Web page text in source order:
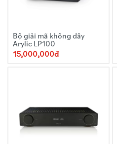
Bộ giải mã không dây
Arylic LP100
15,000,000đ